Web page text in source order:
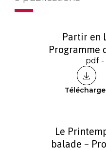
Partir en
Programme
pdf -
Le
balade –